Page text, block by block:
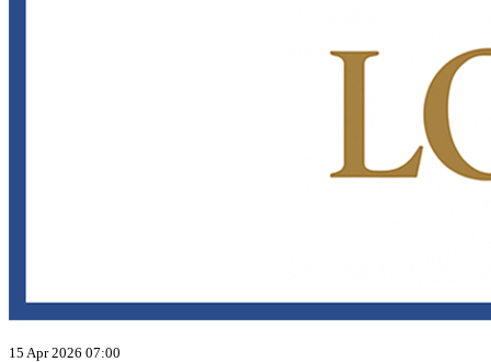
15 Apr 2026 07:00